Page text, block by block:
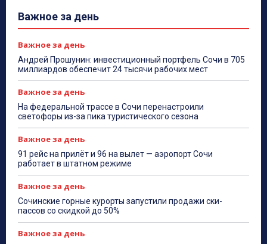
Важное за день
Важное за день
Андрей Прошунин: инвестиционный портфель Сочи в 705
миллиардов обеспечит 24 тысячи рабочих мест
Важное за день
На федеральной трассе в Сочи перенастроили
светофоры из-за пика туристического сезона
Важное за день
91 рейс на прилёт и 96 на вылет — аэропорт Сочи
работает в штатном режиме
Важное за день
Сочинские горные курорты запустили продажи ски-
пассов со скидкой до 50%
Важное за день